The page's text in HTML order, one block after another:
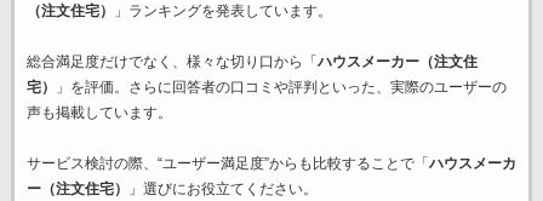
（注文住宅）
」ランキングを発表しています。
総合満足度だけでなく、様々な切り口から「 ハウスメーカー（注文住
宅）
」を評価。さらに回答者の口コミや評判といった、実際のユーザーの
声も掲載しています。
サービス検討の際、“ユーザー満足度”からも比較することで「 ハウスメーカ
ー（注文住宅）
」選びにお役立てください。